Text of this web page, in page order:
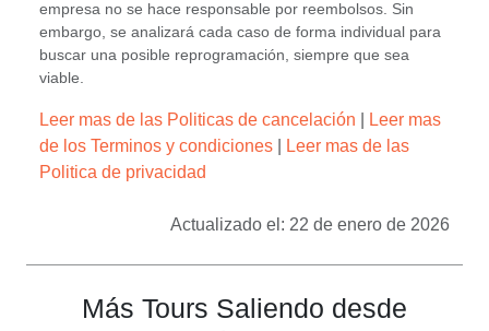
empresa no se hace responsable por reembolsos. Sin
embargo, se analizará cada caso de forma individual para
buscar una posible reprogramación, siempre que sea
viable.
Leer mas de las Politicas de cancelación
Leer mas
de los Terminos y condiciones
Leer mas de las
Politica de privacidad
Actualizado el: 22 de enero de 2026
Más Tours Saliendo desde